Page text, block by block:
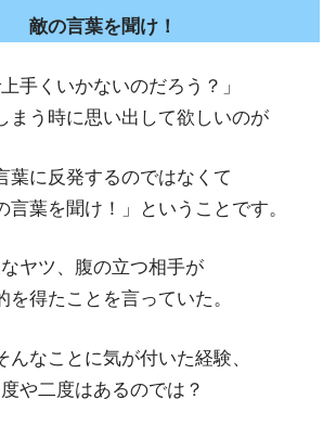
敵の言葉を聞け！
上手くいかないのだろう？」
まう時に思い出して欲しいのが
葉に反発するのではなくて
言葉を聞け！」ということです。
ヤツ、腹の立つ相手が
を得たことを言っていた。
んなことに気が付いた経験、
や二度はあるのでは？